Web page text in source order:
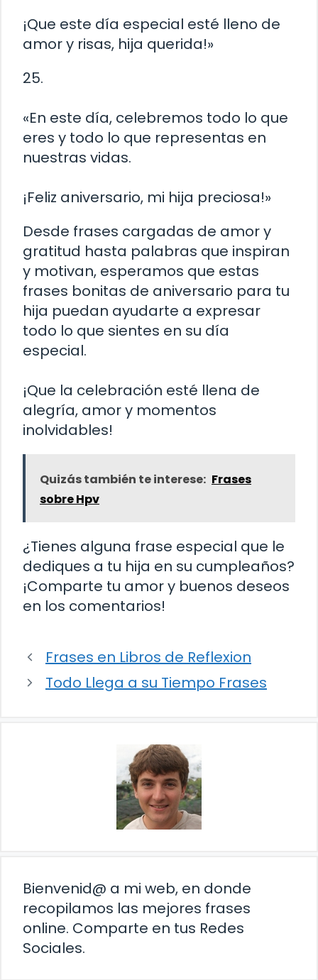
¡Que este día especial esté lleno de
amor y risas, hija querida!»
25.
«En este día, celebremos todo lo que
eres y todo lo que representas en
nuestras vidas.
¡Feliz aniversario, mi hija preciosa!»
Desde frases cargadas de amor y
gratitud hasta palabras que inspiran
y motivan, esperamos que estas
frases bonitas de aniversario para tu
hija puedan ayudarte a expresar
todo lo que sientes en su día
especial.
¡Que la celebración esté llena de
alegría, amor y momentos
inolvidables!
Quizás también te interese: Frases
sobre Hpv
¿Tienes alguna frase especial que le
dediques a tu hija en su cumpleaños?
¡Comparte tu amor y buenos deseos
en los comentarios!
Frases en Libros de Reflexion
Todo Llega a su Tiempo Frases
Bienvenid@ a mi web, en donde
recopilamos las mejores frases
online. Comparte en tus Redes
Sociales.